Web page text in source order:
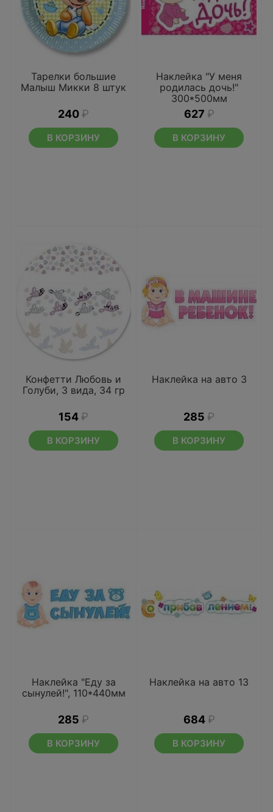
Тарелки большие
Малыш Микки 8 штук
240 ₽
В КОРЗИНУ
Наклейка "У меня
родилась дочь!"
300*500мм
627 ₽
В КОРЗИНУ
Конфетти Любовь и
Голуби, 3 вида, 34 гр
154 ₽
В КОРЗИНУ
Наклейка на авто 3
285 ₽
В КОРЗИНУ
Наклейка "Еду за
сынулей!", 110*440мм
285 ₽
В КОРЗИНУ
Наклейка на авто 13
684 ₽
В КОРЗИНУ